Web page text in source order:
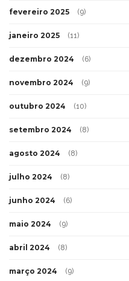
fevereiro 2025 (9)
janeiro 2025 (11)
dezembro 2024 (6)
novembro 2024 (9)
outubro 2024 (10)
setembro 2024 (8)
agosto 2024 (8)
julho 2024 (8)
junho 2024 (6)
maio 2024 (9)
abril 2024 (8)
março 2024 (9)